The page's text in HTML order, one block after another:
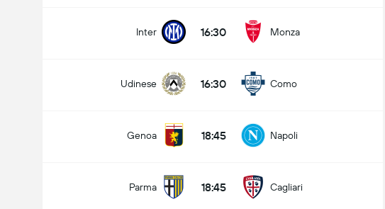
Inter 16:30 Monza
Udinese 16:30 Como
Genoa 18:45 Napoli
Parma 18:45 Cagliari